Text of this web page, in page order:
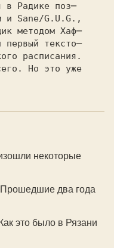
и Sane/G.U.G.,
методом Хаф─
тексто─
расписания.
Но это уже
некоторые
Прошедшие два года
это было в Рязани